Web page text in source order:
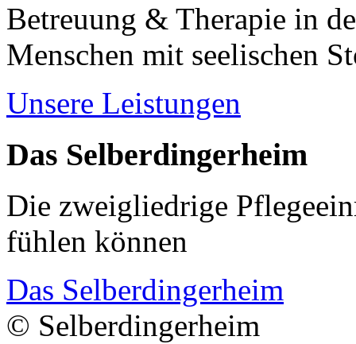
Betreuung & Therapie in
Menschen mit seelischen
Unsere Leistungen
Das Selberdingerheim
Die zweigliedrige
fühlen können
Das Selberdingerheim
© Selberdingerheim